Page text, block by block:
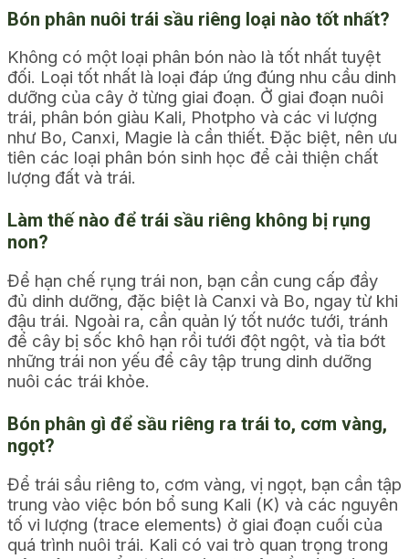
Bón phân nuôi trái sầu riêng loại nào tốt nhất?
Không có một loại phân bón nào là tốt nhất tuyệt
đối. Loại tốt nhất là loại đáp ứng đúng nhu cầu dinh
dưỡng của cây ở từng giai đoạn. Ở giai đoạn nuôi
trái, phân bón giàu Kali, Photpho và các vi lượng
như Bo, Canxi, Magie là cần thiết. Đặc biệt, nên ưu
tiên các loại phân bón sinh học để cải thiện chất
lượng đất và trái.
Làm thế nào để trái sầu riêng không bị rụng
non?
Để hạn chế rụng trái non, bạn cần cung cấp đầy
đủ dinh dưỡng, đặc biệt là Canxi và Bo, ngay từ khi
đậu trái. Ngoài ra, cần quản lý tốt nước tưới, tránh
để cây bị sốc khô hạn rồi tưới đột ngột, và tỉa bớt
những trái non yếu để cây tập trung dinh dưỡng
nuôi các trái khỏe.
Bón phân gì để sầu riêng ra trái to, cơm vàng,
ngọt?
Để trái sầu riêng to, cơm vàng, vị ngọt, bạn cần tập
trung vào việc bón bổ sung Kali (K) và các nguyên
tố vi lượng (trace elements) ở giai đoạn cuối của
quá trình nuôi trái. Kali có vai trò quan trọng trong